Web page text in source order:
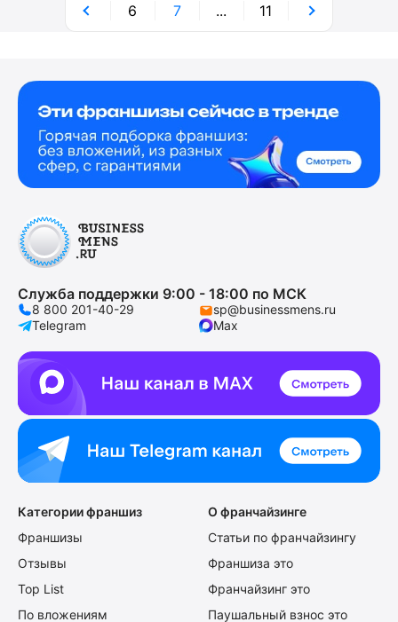
6 7 ... 11
Служба поддержки 9:00 - 18:00 по МСК
8 800 201-40-29
sp@businessmens.ru
Telegram
Max
Категории франшиз
Франшизы
Отзывы
Top List
По вложениям
О франчайзинге
Статьи по франчайзингу
Франшиза это
Франчайзинг это
Паушальный взнос это